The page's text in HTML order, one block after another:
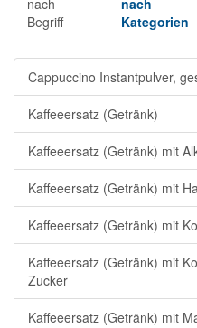
nach
Begriff
nach
Kategorien
Cappuccino Instantpulver,
Kaffeeersatz (Getränk)
Kaffeeersatz (Getränk) mit
Kaffeeersatz (Getränk) mit
Kaffeeersatz (Getränk) mit
Kaffeeersatz (Getränk) mit
Zucker
Kaffeeersatz (Getränk) mit